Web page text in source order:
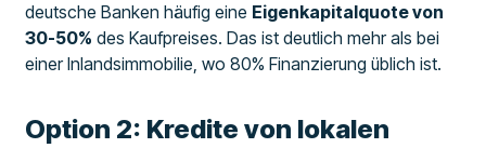
deutsche Banken häufig eine Eigenkapitalquote von
30-50% des Kaufpreises. Das ist deutlich mehr als bei
einer Inlandsimmobilie, wo 80% Finanzierung üblich ist.
Option 2: Kredite von lokalen